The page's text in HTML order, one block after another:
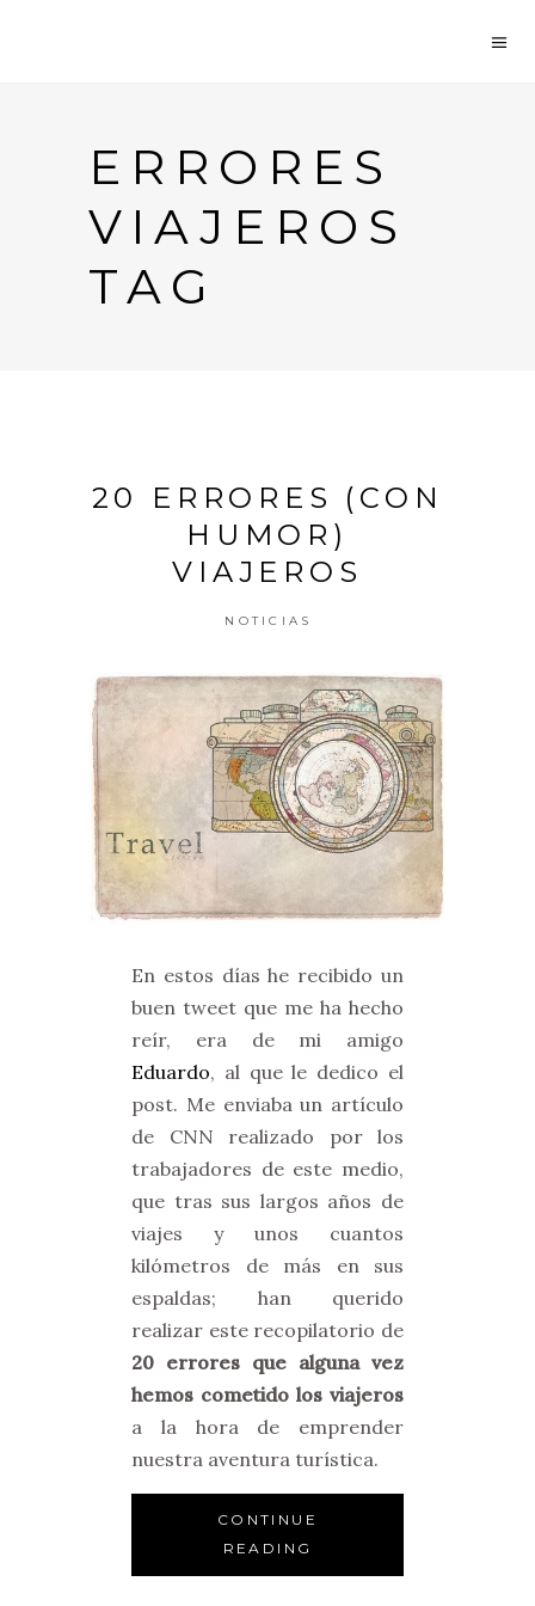
ERRORES
VIAJEROS
TAG
20 ERRORES (CON
HUMOR)
VIAJEROS
NOTICIAS
En estos días he recibido un
buen tweet que me ha hecho
reír, era de mi amigo
Eduardo, al que le dedico el
post. Me enviaba un artículo
de CNN realizado por los
trabajadores de este medio,
que tras sus largos años de
viajes y unos cuantos
kilómetros de más en sus
espaldas; han querido
realizar este recopilatorio de
20 errores que alguna vez
hemos cometido los viajeros
a la hora de emprender
nuestra aventura turística.
CONTINUE
READING